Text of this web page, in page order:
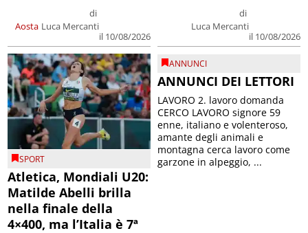
Aosta
di
Luca Mercanti
il 10/08/2026
di
Luca Mercanti
il 10/08/2026
SPORT
Atletica, Mondiali U20:
Matilde Abelli brilla
nella finale della
4×400, ma l’Italia è 7ª
ANNUNCI
ANNUNCI DEI LETTORI
LAVORO 2. lavoro domanda
CERCO LAVORO signore 59
enne, italiano e volenteroso,
amante degli animali e
montagna cerca lavoro come
garzone in alpeggio, ...